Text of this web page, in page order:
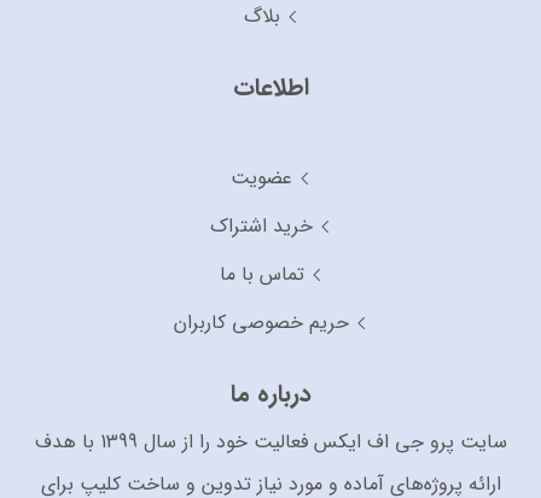
بلاگ
اطلاعات
عضویت
خرید اشتراک
تماس با ما
حریم خصوصی کاربران
درباره ما
سایت پرو جی اف ایکس فعالیت خود را از سال 1399 با هدف
ارائه پروژه‌های آماده و مورد نیاز تدوین و ساخت کلیپ برای